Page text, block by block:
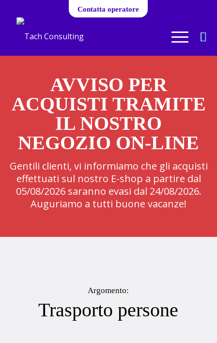
Contatta operatore
AVVISO PER
ACQUISTI TRAMITE
IL NOSTRO
NEGOZIO ON-LINE
Gentili clienti, vi informiamo che gli acquisti
effettuati sul nostro E-shop a partire dal
05/08/2026 saranno evasi dal 24/08/2026.
Auguriamo a tutti buone vacanze!
Argomento:
Trasporto persone